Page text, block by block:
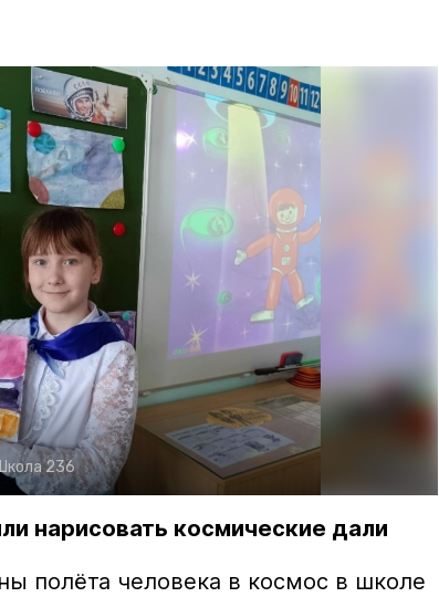
236
нарисовать космические дали
полёта человека в космос в школе